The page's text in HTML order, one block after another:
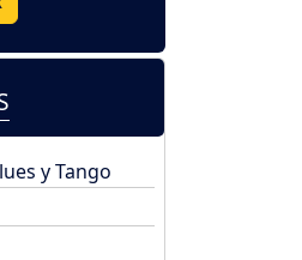
y Tango